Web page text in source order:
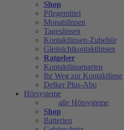
Shop
Pflegemittel
Monatslinsen
Tageslinsen
Kontaktlinsen-Zubehör
Gleitsichtkontaktlinsen
Ratgeber
Kontaktlinsenarten
Ihr Weg zur Kontaktlinse
Delker Plus-Abo
Hörsysteme
alle Hörsysteme
Shop
Batterien